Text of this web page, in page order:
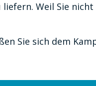
Weil Sie
Sie sich dem